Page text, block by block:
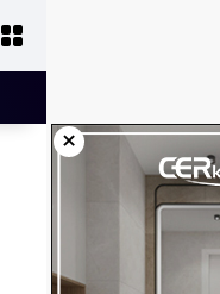
×